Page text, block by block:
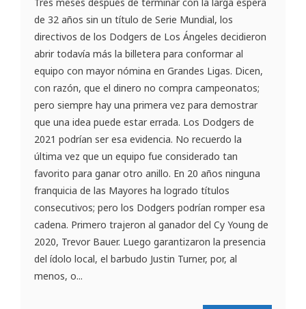
de 32 años sin un título de Serie Mundial, los
directivos de los Dodgers de Los Ángeles decidieron
abrir todavía más la billetera para conformar al
equipo con mayor nómina en Grandes Ligas. Dicen,
con razón, que el dinero no compra campeonatos;
pero siempre hay una primera vez para demostrar
que una idea puede estar errada. Los Dodgers de
2021 podrían ser esa evidencia. No recuerdo la
última vez que un equipo fue considerado tan
favorito para ganar otro anillo. En 20 años ninguna
franquicia de las Mayores ha logrado títulos
consecutivos; pero los Dodgers podrían romper esa
cadena. Primero trajeron al ganador del Cy Young de
2020, Trevor Bauer. Luego garantizaron la presencia
del ídolo local, el barbudo Justin Turner, por, al
menos, o...